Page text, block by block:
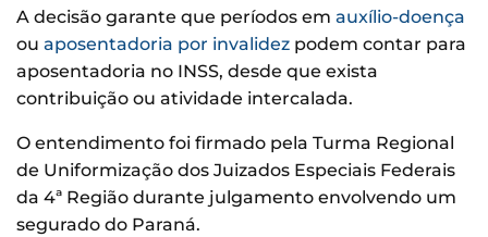
A decisão garante que períodos em auxílio-doença
ou aposentadoria por invalidez podem contar para
aposentadoria no INSS, desde que exista
contribuição ou atividade intercalada.
O entendimento foi firmado pela Turma Regional
de Uniformização dos Juizados Especiais Federais
da 4ª Região durante julgamento envolvendo um
segurado do Paraná.